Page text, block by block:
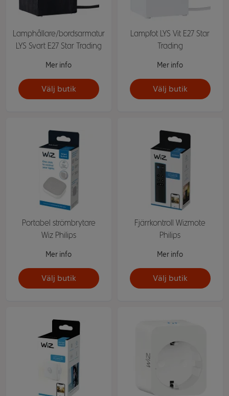
Lamphållare/bordsarmatur
LYS Svart E27 Star Trading
Mer info
Välj butik
Lampfot LYS Vit E27 Star
Trading
Mer info
Välj butik
Portabel strömbrytare
Wiz Philips
Mer info
Välj butik
Fjärrkontroll Wizmote
Philips
Mer info
Välj butik